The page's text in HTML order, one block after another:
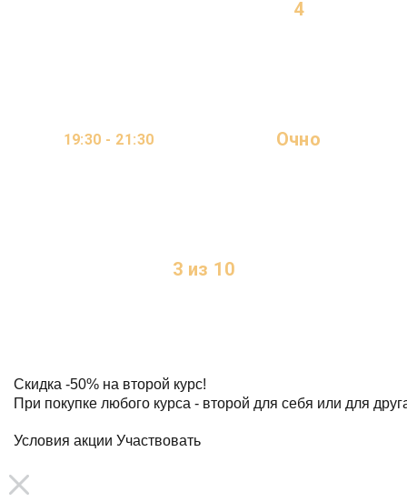
4
19:30 - 21:30
Очно
3 из 10
Скидка -50% на второй курс!
При покупке любого курса - второй для себя или для
Условия акции Участвовать